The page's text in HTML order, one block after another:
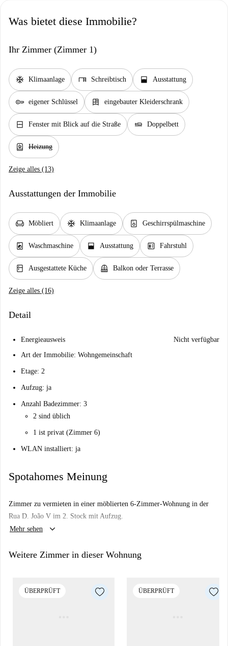
Was bietet diese Immobilie?
Ihr Zimmer (Zimmer 1)
ac_unit Klimaanlage desk Schreibtisch window_open Ausstattung
key eigener Schlüssel dresser eingebauter Kleiderschrank
window_closed Fenster mit Blick auf die Straße airline_seat_flat Doppelbett
water_heater Heizung
Zeige alles (13)
Ausstattungen der Immobilie
chair Möbliert ac_unit Klimaanlage dishwasher_gen Geschirrspülmaschine
local_laundry_service Waschmaschine window_open Ausstattung elevator Fahrstuhl
kitchen Ausgestattete Küche balcony Balkon oder Terrasse
Zeige alles (16)
Detail
Energieausweis
Nicht verfügbar
Art der Immobilie: Wohngemeinschaft
Etage: 2
Aufzug: ja
Anzahl Badezimmer: 3
2 sind üblich
1 ist privat (Zimmer 6)
WLAN installiert: ja
Spotahomes Meinung
Zimmer zu vermieten in einer möblierten 6-Zimmer-Wohnung in der
Rua D. João V im 2. Stock mit Aufzug.
Mehr sehen
keyboard_arrow_down
Weitere Zimmer in dieser Wohnung
ÜBERPRÜFT ÜBERPRÜFT